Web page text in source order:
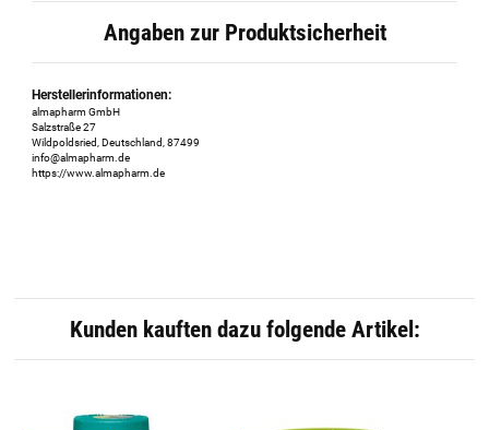
Angaben zur Produktsicherheit
Herstellerinformationen:
almapharm GmbH
Salzstraße 27
Wildpoldsried, Deutschland, 87499
info@almapharm.de
https://www.almapharm.de
Kunden kauften dazu folgende Artikel: